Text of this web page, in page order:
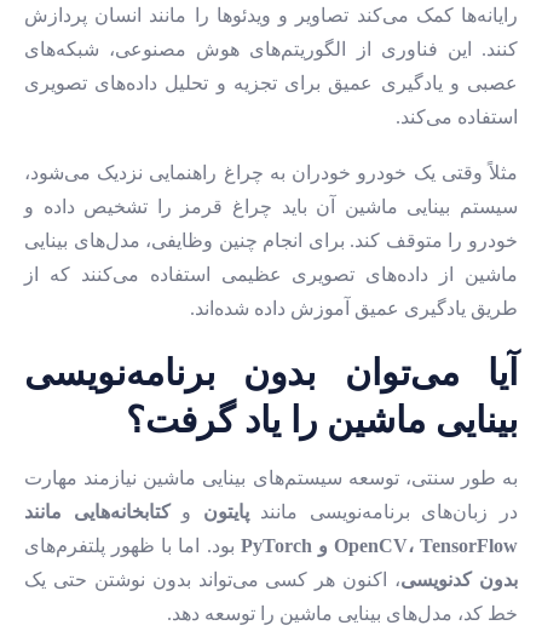
رایانه‌ها کمک می‌کند تصاویر و ویدئوها را مانند انسان پردازش
کنند. این فناوری از الگوریتم‌های هوش مصنوعی، شبکه‌های
عصبی و یادگیری عمیق برای تجزیه و تحلیل داده‌های تصویری
استفاده می‌کند.
مثلاً وقتی یک خودرو خودران به چراغ راهنمایی نزدیک می‌شود،
سیستم بینایی ماشین آن باید چراغ قرمز را تشخیص داده و
خودرو را متوقف کند. برای انجام چنین وظایفی، مدل‌های بینایی
ماشین از داده‌های تصویری عظیمی استفاده می‌کنند که از
طریق یادگیری عمیق آموزش داده شده‌اند.
آیا می‌توان بدون برنامه‌نویسی
بینایی ماشین را یاد گرفت؟
به طور سنتی، توسعه سیستم‌های بینایی ماشین نیازمند مهارت
در زبان‌های برنامه‌نویسی مانندپایتون وکتابخانه‌هایی مانند
OpenCV، TensorFlow و PyTorch
بود. اما با ظهور پلتفرم‌های
بدون کدنویسی، اکنون هر کسی می‌تواند بدون نوشتن حتی یک
خط کد، مدل‌های بینایی ماشین را توسعه دهد.